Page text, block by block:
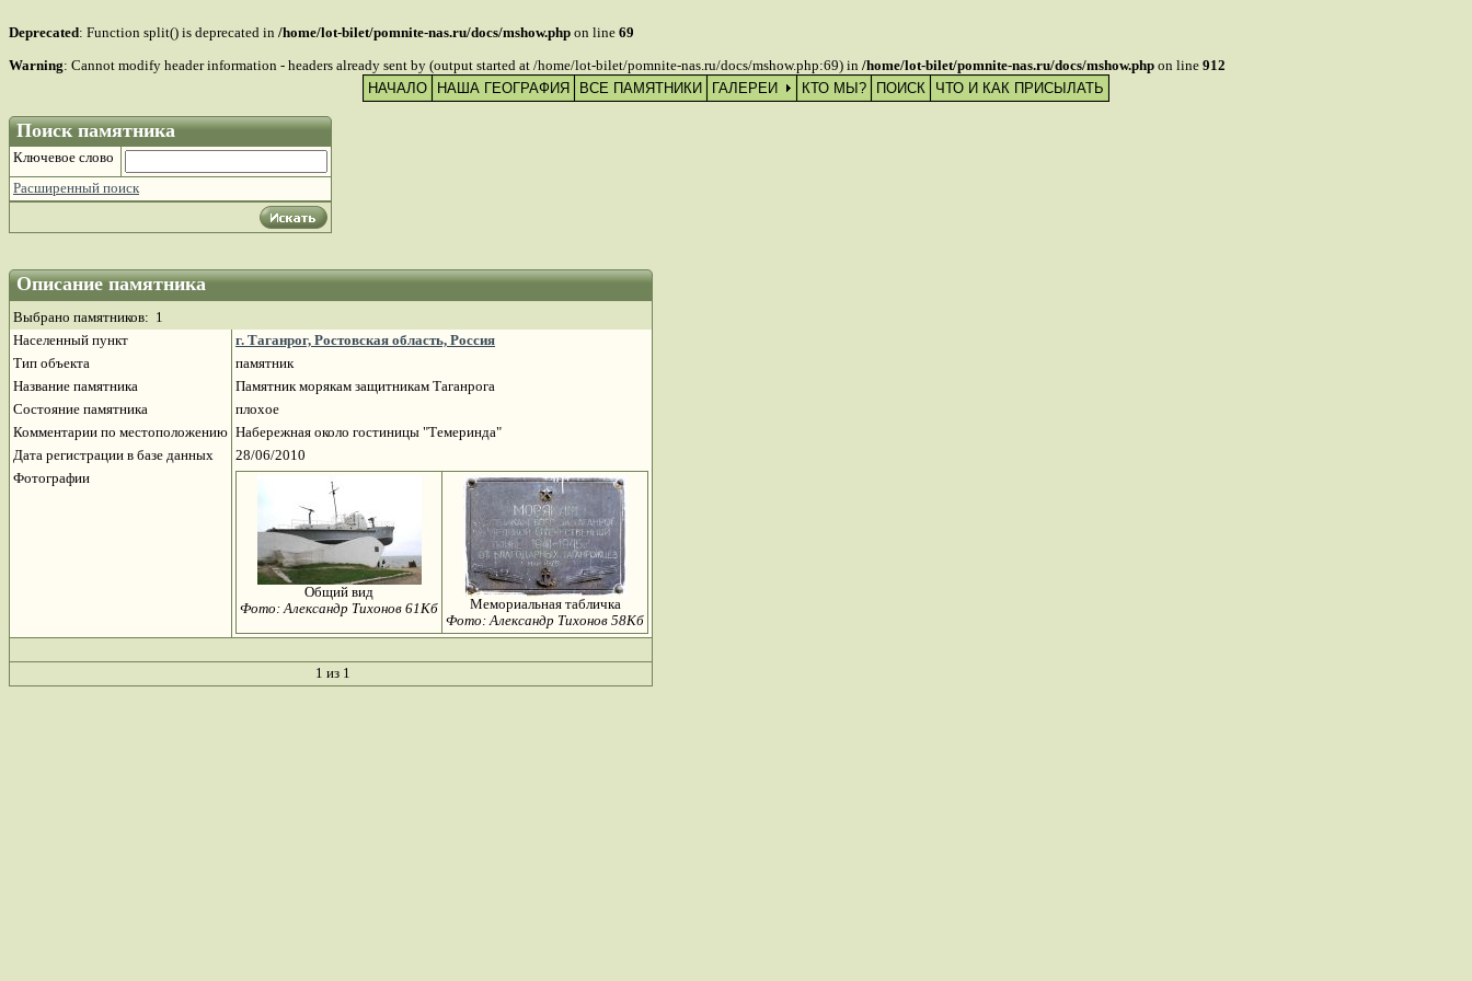
Deprecated: Function split() is deprecated in /home/lot-bilet/pomnite-nas.ru/docs/mshow.php on line 69
Warning: Cannot modify header information - headers already sent by (output started at /home/lot-bilet/pomnite-nas.ru/docs/mshow.php:69) in /home/lot-bilet/pomnite-nas.ru/docs/mshow.php on line 912
НАЧАЛО НАША ГЕОГРАФИЯ ВСЕ ПАМЯТНИКИ ГАЛЕРЕИ КТО МЫ? ПОИСК ЧТО И КАК ПРИСЫЛАТЬ
Поиск памятника
Ключевое слово
Расширенный поиск
Описание памятника
Выбрано памятников: 1
Населенный пункт
г. Таганрог, Ростовская область, Россия
Тип объекта
памятник
Название памятника
Памятник морякам защитникам Таганрога
Состояние памятника
плохое
Комментарии по местоположению Набережная около гостиницы "Темеринда"
Дата регистрации в базе данных
28/06/2010
Фотографии
Общий вид
Фото: Александр Тихонов 61Кб
Мемориальная табличка
Фото: Александр Тихонов 58Кб
1 из 1